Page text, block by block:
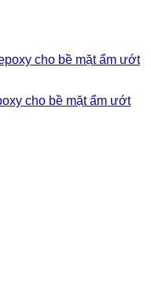
cho bề mặt ẩm ướt